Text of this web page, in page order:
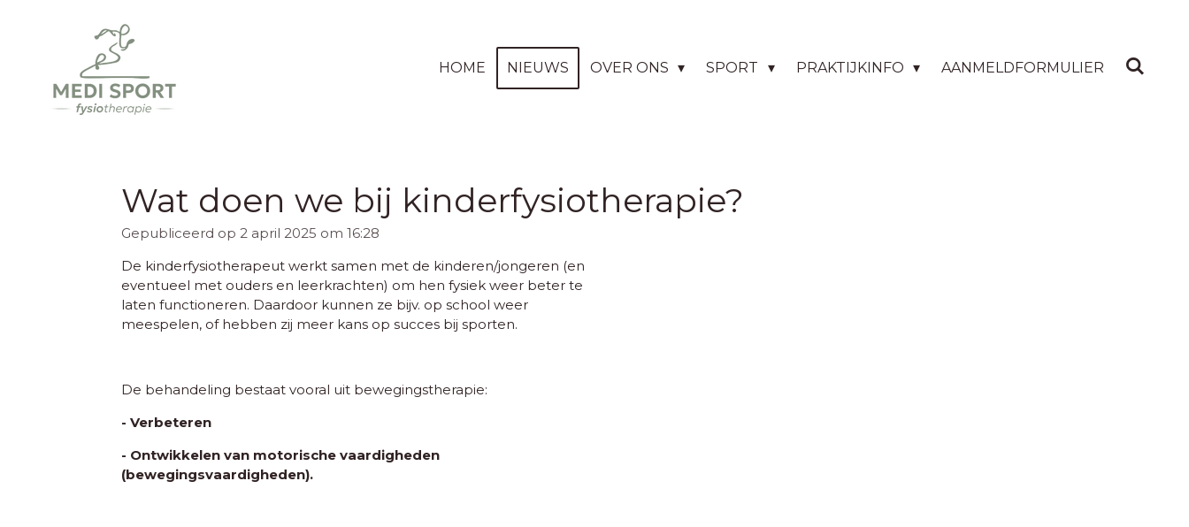
hoofdinhoud
HOME NIEUWS OVER ONS SPORT PRAKTIJKINFO AANMELDFORMULIER
Wat doen we bij kinderfysiotherapie?
Gepubliceerd op 2 april 2025 om 16:28
De kinderfysiotherapeut werkt samen met de kinderen/jongeren (en
eventueel met ouders en leerkrachten) om hen fysiek weer beter te
laten functioneren. Daardoor kunnen ze bijv. op school weer
meespelen, of hebben zij meer kans op succes bij sporten.
De behandeling bestaat vooral uit bewegingstherapie:
- Verbeteren
- Ontwikkelen van motorische vaardigheden
(bewegingsvaardigheden).